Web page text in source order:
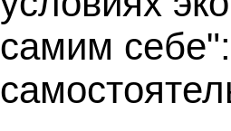
самим